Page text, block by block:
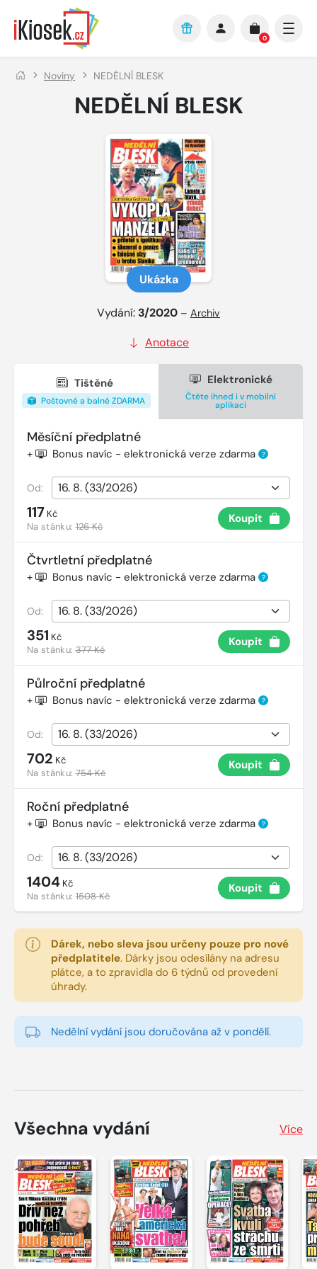
Přejít na hlavní obsah
0
Noviny NEDĚLNÍ BLESK
NEDĚLNÍ BLESK
Ukázka
Vydání: 3/2020 – Archiv
Anotace
Tištěné
Poštovné a balné ZDARMA
Elektronické
Čtěte ihned i v mobilní
aplikaci
Měsíční předplatné
+ Bonus navíc - elektronická verze zdarma ?
Od:
117 Kč
Na stánku:126 Kč
Koupit
Čtvrtletní předplatné
+ Bonus navíc - elektronická verze zdarma ?
Od:
351 Kč
Na stánku:377 Kč
Koupit
Půlroční předplatné
+ Bonus navíc - elektronická verze zdarma ?
Od:
702 Kč
Na stánku:754 Kč
Koupit
Roční předplatné
+ Bonus navíc - elektronická verze zdarma ?
Od:
1404 Kč
Na stánku:1508 Kč
Koupit
Dárek, nebo sleva jsou určeny pouze pro nové
předplatitele. Dárky jsou odesílány na adresu
plátce, a to zpravidla do 6 týdnů od provedení
úhrady.
Nedělní vydání jsou doručována až v pondělí.
Všechna vydání Více